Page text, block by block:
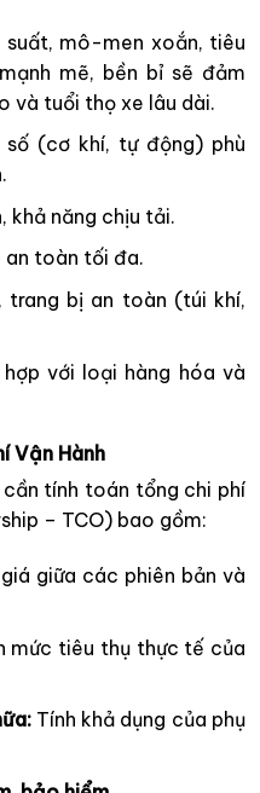
mô-men xoắn, tiêu
mẽ, bền bỉ sẽ đảm
và tuổi thọ xe lâu dài.
(cơ khí, tự động) phù
khả năng chịu tải.
toàn tối đa.
trang bị an toàn (túi khí,
với loại hàng hóa và
Vận Hành
tính toán tổng chi phí
– TCO) bao gồm:
giữa các phiên bản và
mức tiêu thụ thực tế của
Tính khả dụng của phụ